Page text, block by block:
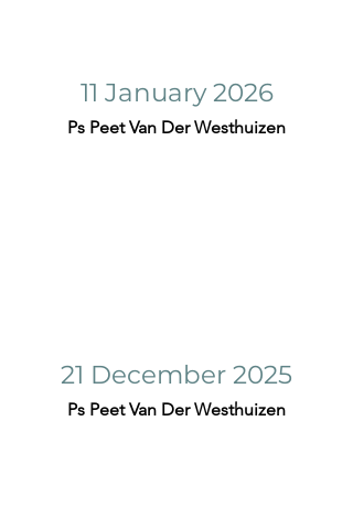
11 January 2026
Ps Peet Van Der Westhuizen
21 December 2025
Ps Peet Van Der Westhuizen